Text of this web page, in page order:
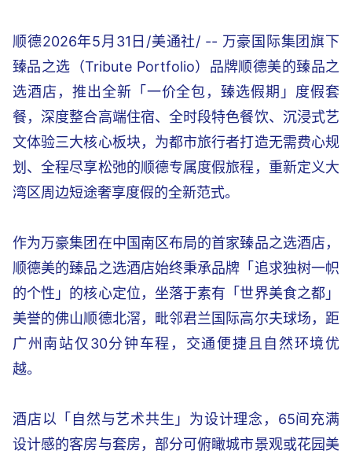
顺德2026年5月31日/美通社/ -- 万豪国际集团旗下
臻品之选（Tribute Portfolio）品牌顺德美的臻品之
选酒店，推出全新「一价全包，臻选假期」度假套
餐，深度整合高端住宿、全时段特色餐饮、沉浸式艺
文体验三大核心板块，为都市旅行者打造无需费心规
划、全程尽享松弛的顺德专属度假旅程，重新定义大
湾区周边短途奢享度假的全新范式。
作为万豪集团在中国南区布局的首家臻品之选酒店，
顺德美的臻品之选酒店始终秉承品牌「追求独树一帜
的个性」的核心定位，坐落于素有「世界美食之都」
美誉的佛山顺德北滘，毗邻君兰国际高尔夫球场，距
广州南站仅30分钟车程，交通便捷且自然环境优
越。
酒店以「自然与艺术共生」为设计理念，65间充满
设计感的客房与套房，部分可俯瞰城市景观或花园美